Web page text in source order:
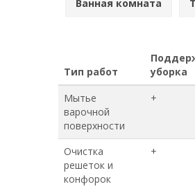
Ванная комната
Тип работ
уборка
Мытье
варочной
поверхности
+
Очистка
решеток и
конфорок
+